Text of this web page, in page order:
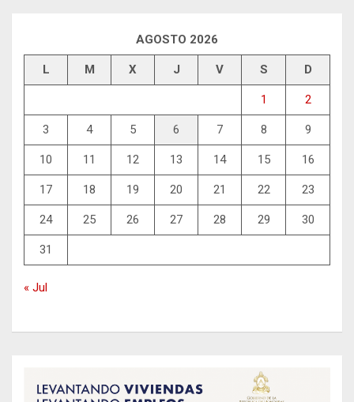
AGOSTO 2026
L M X J V S D
1 2
3 4 5 6 7 8 9
10 11 12 13 14 15 16
17 18 19 20 21 22 23
24 25 26 27 28 29 30
31
« Jul